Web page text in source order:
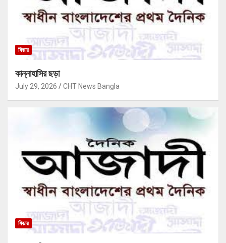
ফিচার
কান্নাহাসির ছড়া
July 29, 2026 CHT News Bangla
ফিচার